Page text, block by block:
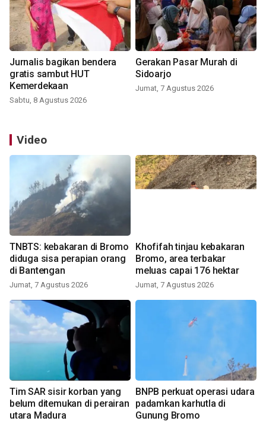
Jurnalis bagikan bendera
gratis sambut HUT
Kemerdekaan
Sabtu, 8 Agustus 2026
Gerakan Pasar Murah di
Sidoarjo
Jumat, 7 Agustus 2026
Video
TNBTS: kebakaran di Bromo
diduga sisa perapian orang
di Bantengan
Jumat, 7 Agustus 2026
Khofifah tinjau kebakaran
Bromo, area terbakar
meluas capai 176 hektar
Jumat, 7 Agustus 2026
Tim SAR sisir korban yang
belum ditemukan di perairan
utara Madura
BNPB perkuat operasi udara
padamkan karhutla di
Gunung Bromo